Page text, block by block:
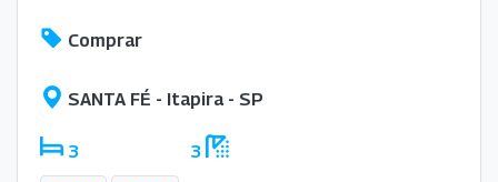
Comprar
SANTA FÉ - Itapira - SP
3